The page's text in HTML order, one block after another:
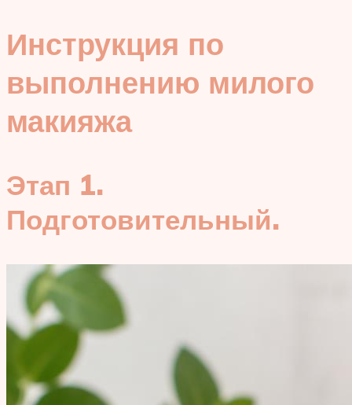
Инструкция по
выполнению милого
макияжа
Этап 1.
Подготовительный.